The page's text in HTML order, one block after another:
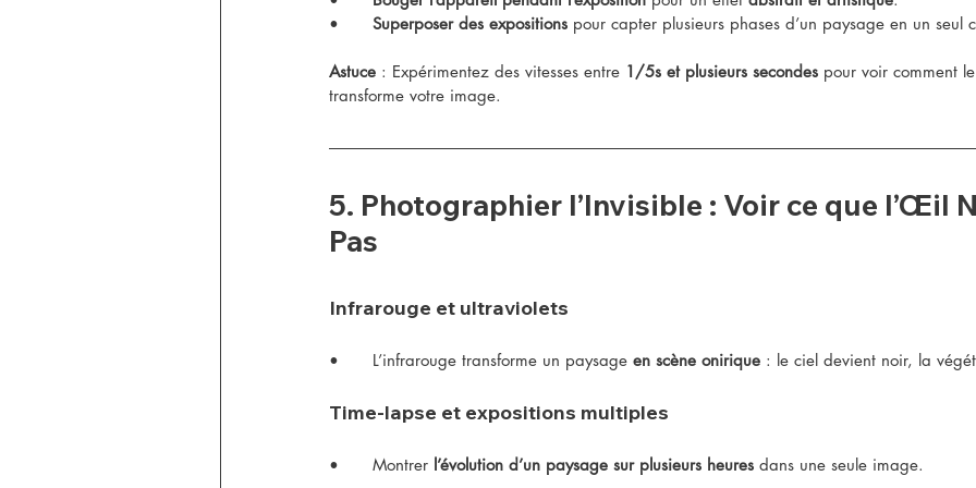
Superposer des expositions pour capter plusieurs phases d’un paysage en un seul
Astuce : Expérimentez des vitesses entre 1/5s et plusieurs secondes pour voir comment
transforme votre image.
5. Photographier l’Invisible : Voir ce que l’Œil
Pas
Infrarouge et ultraviolets
•	L’infrarouge transforme un paysage en scène onirique : le ciel devient noir, la
Time-lapse et expositions multiples
•	Montrer l’évolution d’un paysage sur plusieurs heures dans une seule image.